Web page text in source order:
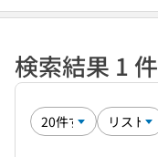
検索結果 1 件